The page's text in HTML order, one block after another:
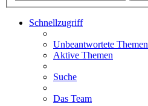
Schnellzugriff
Unbeantwortete Themen
Aktive Themen
Suche
Das Team